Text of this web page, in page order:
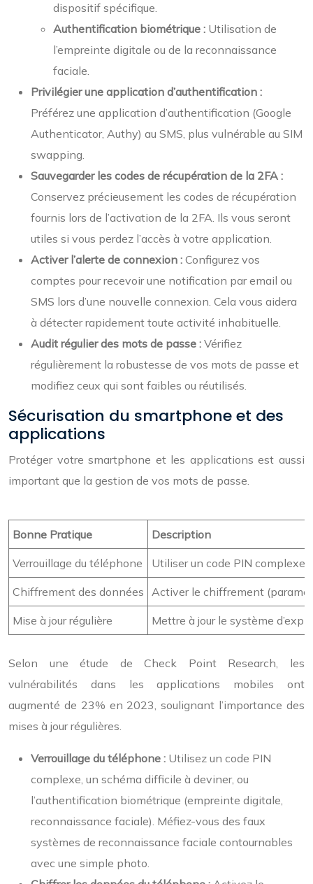
dispositif spécifique.
Authentification biométrique : Utilisation de
l’empreinte digitale ou de la reconnaissance
faciale.
Privilégier une application d’authentification :
Préférez une application d’authentification (Google
Authenticator, Authy) au SMS, plus vulnérable au SIM
swapping.
Sauvegarder les codes de récupération de la 2FA :
Conservez précieusement les codes de récupération
fournis lors de l’activation de la 2FA. Ils vous seront
utiles si vous perdez l’accès à votre application.
Activer l’alerte de connexion : Configurez vos
comptes pour recevoir une notification par email ou
SMS lors d’une nouvelle connexion. Cela vous aidera
à détecter rapidement toute activité inhabituelle.
Audit régulier des mots de passe : Vérifiez
régulièrement la robustesse de vos mots de passe et
modifiez ceux qui sont faibles ou réutilisés.
Sécurisation du smartphone et des
applications
Protéger votre smartphone et les applications est aussi
important que la gestion de vos mots de passe.
Bonne Pratique Description
Verrouillage du téléphone Utiliser un code PIN
Chiffrement des données Activer le chiffrement
Mise à jour régulière Mettre à jour le système
Selon une étude de Check Point Research, les
vulnérabilités dans les applications mobiles ont
augmenté de 23% en 2023, soulignant l’importance des
mises à jour régulières.
Verrouillage du téléphone : Utilisez un code PIN
complexe, un schéma difficile à deviner, ou
l’authentification biométrique (empreinte digitale,
reconnaissance faciale). Méfiez-vous des faux
systèmes de reconnaissance faciale contournables
avec une simple photo.